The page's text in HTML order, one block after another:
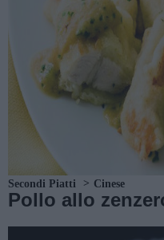
Secondi Piatti Cinese
Pollo allo